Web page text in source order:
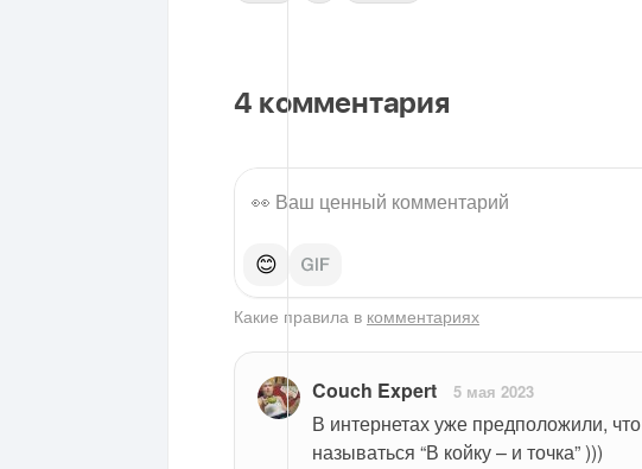
4 комментария
😊
Какие правила в комментариях
Couch Expert 5 мая 2023
В интернетах уже предположили,
называться “В койку – и точка” )))